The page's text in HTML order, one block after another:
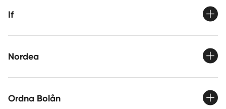
If
Nordea
Ordna Bolån